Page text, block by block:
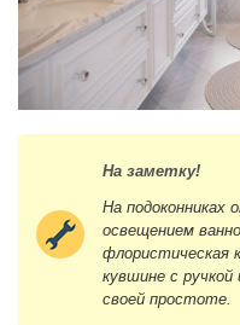
На заметку!
На подоконниках
освещением
флористическая
кувшине с ручкой
своей простоте.